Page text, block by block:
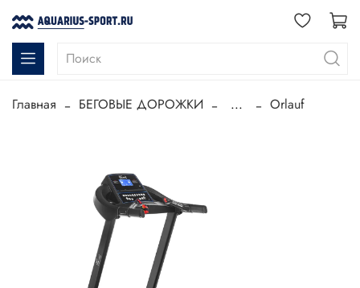
Главная БЕГОВЫЕ ДОРОЖКИ ... Orlauf